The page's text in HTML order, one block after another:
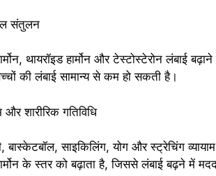
संतुलन
थायरॉइड हार्मोन और टेस्टोस्टेरोन लंबाई
की लंबाई सामान्य से कम हो सकती है।
और शारीरिक गतिविधि
बास्केटबॉल, साइकिलिंग, योग और स्ट्रेचिंग
के स्तर को बढ़ाता है, जिससे लंबाई बढ़ने में